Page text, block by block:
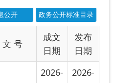
2026-
2026-
04-18
2026-
2026-
03-21